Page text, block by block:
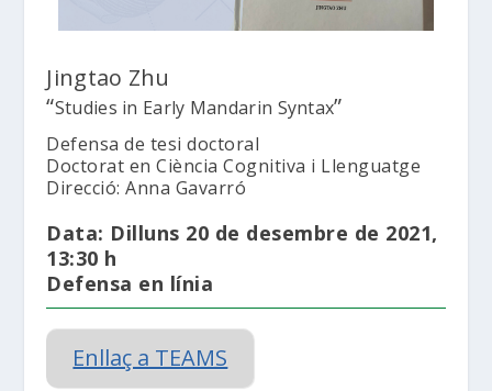
Jingtao Zhu
“Studies in Early Mandarin Syntax”
Defensa de tesi doctoral
Doctorat en Ciència Cognitiva i Llenguatge
Direcció: Anna Gavarró
Data: Dilluns 20 de desembre de 2021,
13:30 h
Defensa en línia
Enllaç a TEAMS